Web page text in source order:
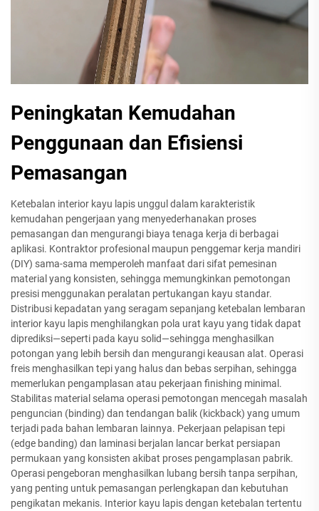
Peningkatan Kemudahan
Penggunaan dan Efisiensi
Pemasangan
Ketebalan interior kayu lapis unggul dalam karakteristik
kemudahan pengerjaan yang menyederhanakan proses
pemasangan dan mengurangi biaya tenaga kerja di berbagai
aplikasi. Kontraktor profesional maupun penggemar kerja mandiri
(DIY) sama-sama memperoleh manfaat dari sifat pemesinan
material yang konsisten, sehingga memungkinkan pemotongan
presisi menggunakan peralatan pertukangan kayu standar.
Distribusi kepadatan yang seragam sepanjang ketebalan lembaran
interior kayu lapis menghilangkan pola urat kayu yang tidak dapat
diprediksi—seperti pada kayu solid—sehingga menghasilkan
potongan yang lebih bersih dan mengurangi keausan alat. Operasi
freis menghasilkan tepi yang halus dan bebas serpihan, sehingga
memerlukan pengamplasan atau pekerjaan finishing minimal.
Stabilitas material selama operasi pemotongan mencegah masalah
penguncian (binding) dan tendangan balik (kickback) yang umum
terjadi pada bahan lembaran lainnya. Pekerjaan pelapisan tepi
(edge banding) dan laminasi berjalan lancar berkat persiapan
permukaan yang konsisten akibat proses pengamplasan pabrik.
Operasi pengeboran menghasilkan lubang bersih tanpa serpihan,
yang penting untuk pemasangan perlengkapan dan kebutuhan
pengikatan mekanis. Interior kayu lapis dengan ketebalan tertentu